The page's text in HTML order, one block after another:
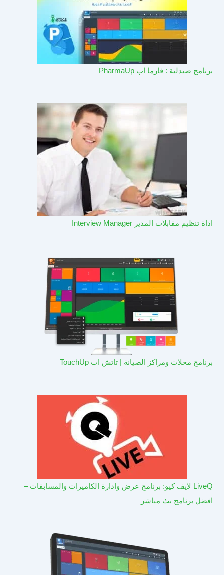
برنامج صيدلية : فارما اب PharmaUp​
اداة تنظيم مقابلات المدير Interview Manager
برنامج محلات ومراكز الصيانة | تاتش اب TouchUp
LiveQ لايف كيو: برنامج عرض وادارة الكاميرات والمسابقات –
افضل برنامج بث مباشر